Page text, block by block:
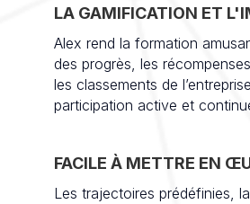
LA GAMIFICATION ET
Alex rend la formation
des progrès, les
les classements de
participation active et
FACILE À METTRE EN
Les trajectoires prédéfinies,